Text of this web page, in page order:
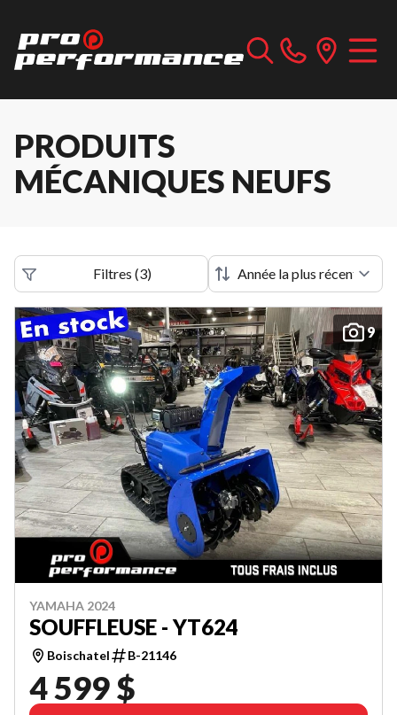
PRODUITS
MÉCANIQUES NEUFS
Filtres (3)
9
YAMAHA 2024
SOUFFLEUSE - YT624
Boischatel B-21146
4 599 $